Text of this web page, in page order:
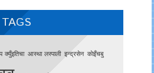
TAGS
क्युँइतिचा आस्था लस्पाली इन्द्रसेन काेइँचबु